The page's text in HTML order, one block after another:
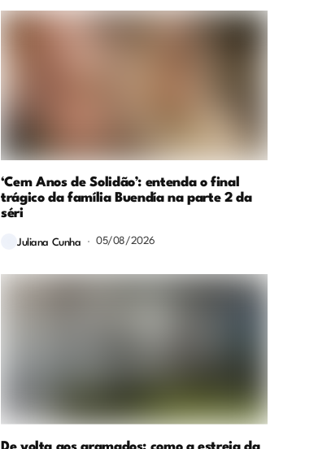
‘Cem Anos de Solidão’: entenda o final
trágico da família Buendía na parte 2 da
séri
Juliana Cunha 05/08/2026